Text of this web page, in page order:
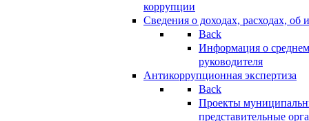
коррупции
Сведения о доходах, расходах, об
Back
Информация о
руководителя
Антикоррупционная экспертиза
Back
Проекты
представительные